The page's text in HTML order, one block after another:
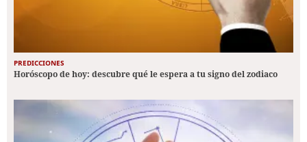
PREDICCIONES
Horóscopo de hoy: descubre qué le espera a tu signo del zodiaco